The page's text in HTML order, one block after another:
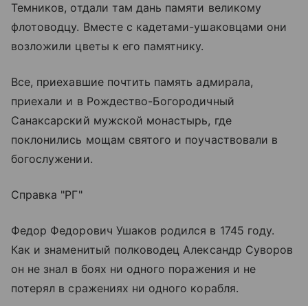
Темников, отдали там дань памяти великому
флотоводцу. Вместе с кадетами-ушаковцами они
возложили цветы к его памятнику.
Все, приехавшие почтить память адмирала,
приехали и в Рождество-Богородичный
Санаксарский мужской монастырь, где
поклонились мощам святого и поучаствовали в
богослужении.
Справка "РГ"
Федор Федорович Ушаков родился в 1745 году.
Как и знаменитый полководец Александр Суворов
он не знал в боях ни одного поражения и не
потерял в сражениях ни одного корабля.